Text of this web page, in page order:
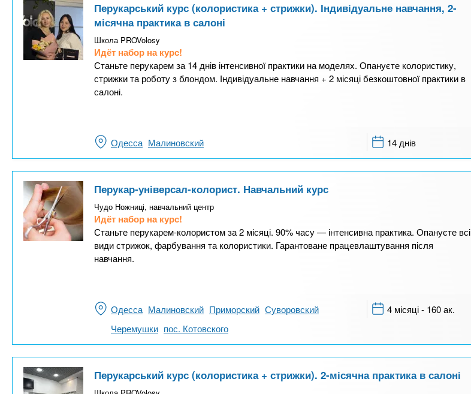
Перукарський курс (колористика + стрижки). Індивідуальне навчання, 2-
місячна практика в салоні
Школа PROVolosy
Идёт набор на курс!
Станьте перукарем за 14 днів інтенсивної практики на моделях. Опануєте колористику,
стрижки та роботу з блондом. Індивідуальне навчання + 2 місяці безкоштовної практики в
салоні.
Одесса Малиновский 14 днів
Перукар-універсал-колорист. Навчальний курс
Чудо Ножниці, навчальний центр
Идёт набор на курс!
Станьте перукарем-колористом за 2 місяці. 90% часу — інтенсивна практика. Опануєте всі
види стрижок, фарбування та колористики. Гарантоване працевлаштування після
навчання.
Одесса Малиновский Приморский Суворовский
Черемушки пос. Котовского
4 місяці - 160 ак.
Перукарський курс (колористика + стрижки). 2-місячна практика в салоні